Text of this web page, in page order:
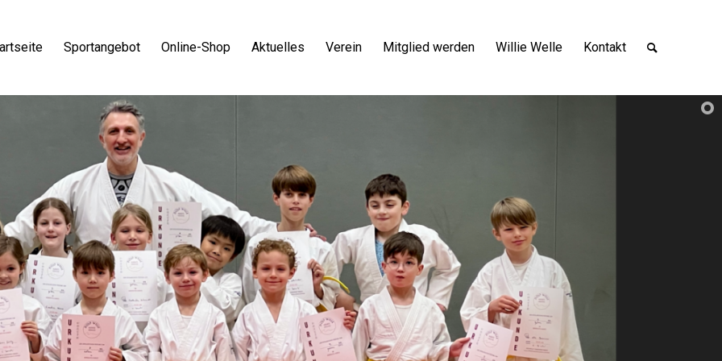
Sportangebot Online-Shop Aktuelles Verein Mitglied werden Willie Welle Kontakt